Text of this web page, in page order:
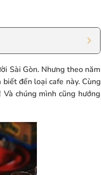
Sài Gòn. Nhưng theo năm
đến loại cafe này. Cùng
chúng mình cũng hướng